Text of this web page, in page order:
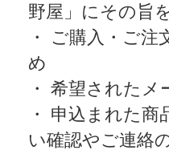
野屋」にその旨
・ ご購入・ご
め
・ 希望された
・ 申込まれた
い確認やご連絡